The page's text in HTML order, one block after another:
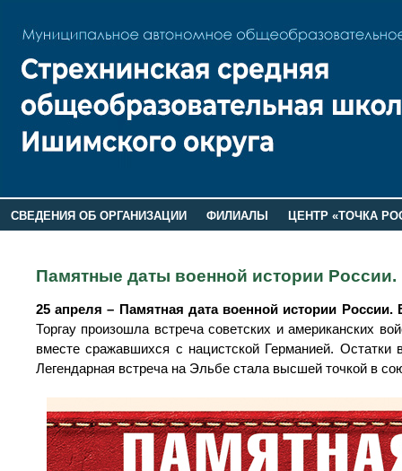
СВЕДЕНИЯ ОБ ОРГАНИЗАЦИИ ФИЛИАЛЫ
ЦЕНТР «ТОЧКА
Памятные даты военной истории России.
25 апреля – Памятная дата военной истории
Торгау произошла встреча советских и американских
вместе сражавшихся с нацистской Германией.
Легендарная встреча на Эльбе стала высшей точкой в